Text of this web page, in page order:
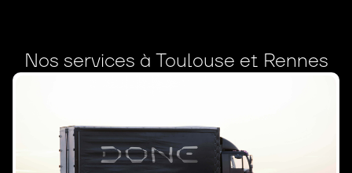
Nos services à Toulouse et Rennes